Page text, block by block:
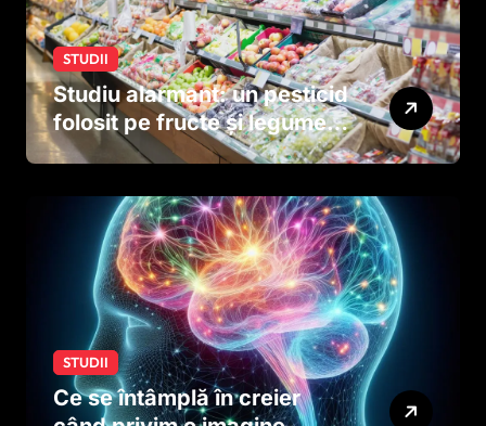
STUDII
Studiu alarmant: un pesticid
folosit pe fructe și legume
ar putea afecta dezvoltarea
dinainte de naștere
STUDII
Ce se întâmplă în creier